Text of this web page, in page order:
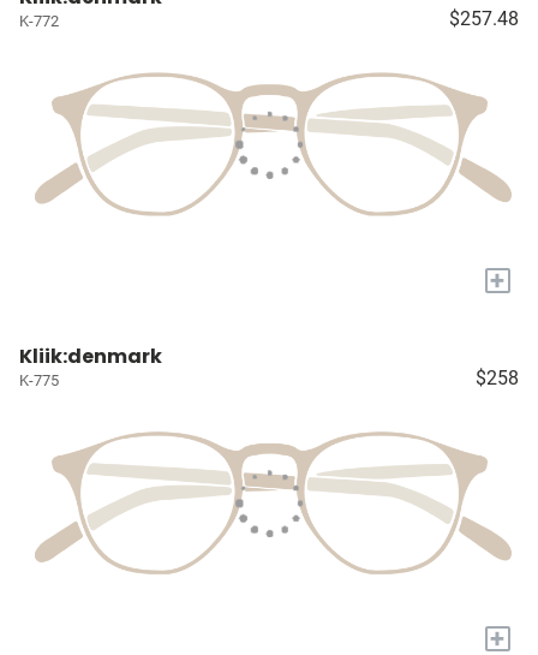
K-772 $257.48
+
Kliik:denmark
K-775 $258
+